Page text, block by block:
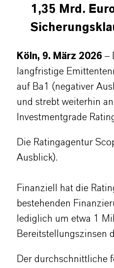
1,35 Mrd.
Köln, 9. März 2026 –
langfristige
auf Ba1 (negativer
und strebt weiterhin
Investmentgrade
Die Ratingagentur
Ausblick).
Finanziell hat die
bestehenden
lediglich um etwa 1
Bereitstellungszinsen
Der durchschnittliche